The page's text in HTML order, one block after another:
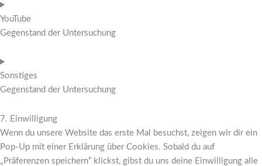
YouTube
Gegenstand der Untersuchung
Sonstiges
Gegenstand der Untersuchung
7. Einwilligung
Wenn du unsere Website das erste Mal besuchst, zeigen wir dir ein
Pop-Up mit einer Erklärung über Cookies. Sobald du auf
„Präferenzen speichern“ klickst, gibst du uns deine Einwilligung alle